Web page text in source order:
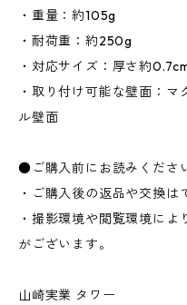
・重量：約105g
・耐荷重：約250g
・対応サイズ：厚さ約
・取り付け可能な壁面：
ル壁面
●ご購入前にお読みくださ
・ご購入後の返品や交換は
・撮影環境や閲覧環境に
がございます。
山崎実業 タワー